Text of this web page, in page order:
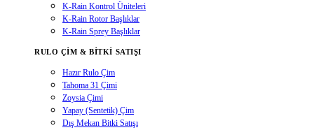
K-Rain Kontrol Üniteleri
K-Rain Rotor Başlıklar
K-Rain Sprey Başlıklar
RULO ÇIM & BITKI SATIŞI
Hazır Rulo Çim
Tahoma 31 Çimi
Zoysia Çimi
Yapay (Sentetik) Çim
Dış Mekan Bitki Satışı